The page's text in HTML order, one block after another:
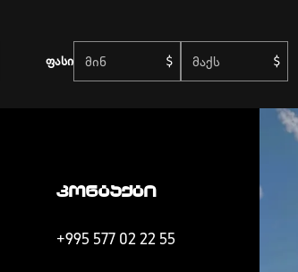
ფასი
ᲙᲝᲜᲢᲐᲥᲢᲘ
+995 577 02 22 55